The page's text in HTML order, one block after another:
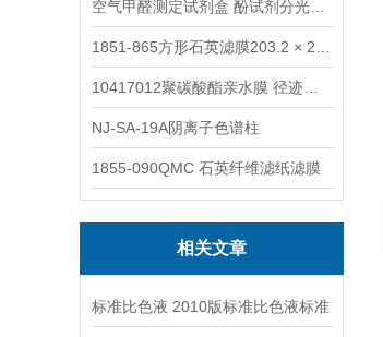
NJ-SA-19A阴离子色谱柱
1855-090QMC 石英纤维滤纸滤膜
相关文章
标准比色液 2010版标准比色液标准